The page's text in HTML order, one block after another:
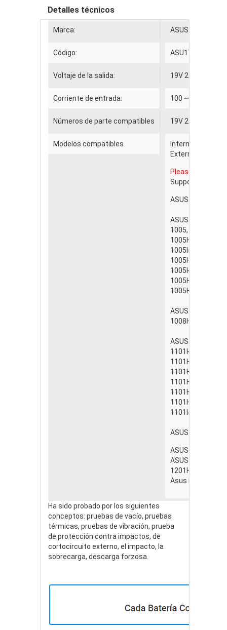
Detalles técnicos
Marca: ASUS
Código: ASU17174
Voltaje de la salida: 19V 2.1A
Corriente de entrada: 100 ~ 240V
Números de parte compatibles 19V 2.1A 40W
Modelos compatibles
Internal
External
Please MAKE
Supported
ASUS Eee PC
ASUS Eee PC
1005, 1005H,
1005HA-E,
1005HA-EU1X,
1005HA-PU1X,
1005HA-V,
1005HA-VU1X-
1005HR,
ASUS Eee PC
1008HA,
ASUS Eee PC
1101HA,
1101HGO,
1101HA-MU1X,
1101HA-MU1X-
1101HAB,
1101HAG,
1101HA_GG
ASUS Eee PC
ASUS Eee PC
ASUS Eee PC
1201HAB,
Asus Eee PC
Ha sido probado por los siguientes
conceptos: pruebas de vacío, pruebas
térmicas, pruebas de vibración, prueba
de protección contra impactos, de
cortocircuito externo, el impacto, la
sobrecarga, descarga forzosa.